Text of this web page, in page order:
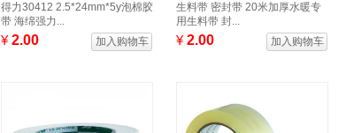
得力30412 2.5*24mm*5y泡棉胶
带 海绵强力...
¥2.00 加入购物车
生料带 密封带 20米加厚水暖专
用生料带 封...
¥2.00 加入购物车